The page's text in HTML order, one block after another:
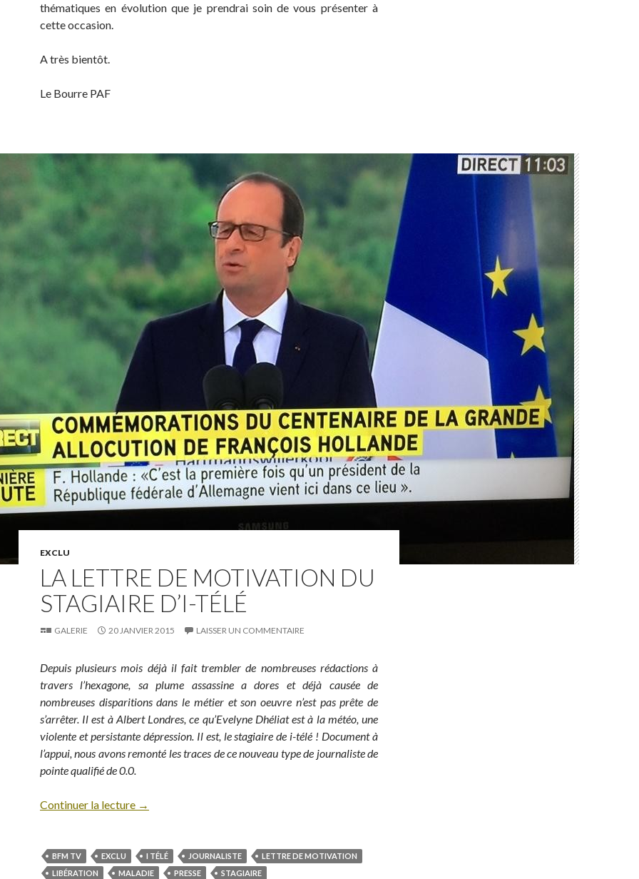
thématiques en évolution que je prendrai soin de vous présenter à
cette occasion.
A très bientôt.
Le Bourre PAF
EXCLU
LA LETTRE DE MOTIVATION DU
STAGIAIRE D’I-TÉLÉ
GALERIE 20 JANVIER 2015 LAISSER UN COMMENTAIRE
Depuis plusieurs mois déjà il fait trembler de nombreuses rédactions à
travers l’hexagone, sa plume assassine a dores et déjà causée de
nombreuses disparitions dans le métier et son oeuvre n’est pas prête de
s’arrêter. Il est à Albert Londres, ce qu’Evelyne Dhéliat est à la météo, une
violente et persistante dépression. Il est, le stagiaire de i-télé ! Document à
l’appui, nous avons remonté les traces de ce nouveau type de journaliste de
pointe qualifié de 0.0.
Continuer la lecture →
BFM TV EXCLU I TÉLÉ JOURNALISTE
LETTRE DE MOTIVATION
LIBÉRATION
MALADIE PRESSE STAGIAIRE